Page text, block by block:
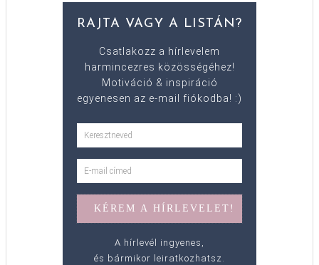
RAJTA VAGY A LISTÁN?
Csatlakozz a hírlevelem
harmincezres közösségéhez!
Motiváció & inspiráció
egyenesen az e-mail fiókodba! :)
A hírlevél ingyenes,
és bármikor leiratkozhatsz.